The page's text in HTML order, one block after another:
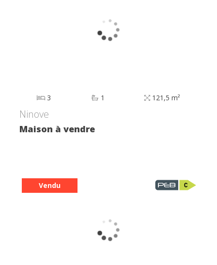
3 1 121,5 m²
Ninove
Maison à vendre
Vendu